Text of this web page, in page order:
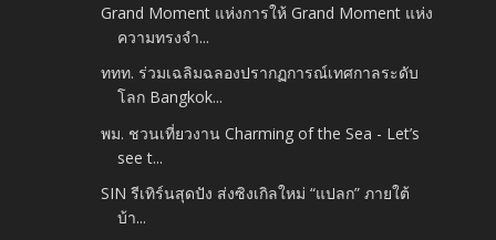
Grand Moment แห่งการให้ Grand Moment แห่ง
ความทรงจำ...
ททท. ร่วมเฉลิมฉลองปรากฏการณ์เทศกาลระดับ
โลก Bangkok...
พม. ชวนเที่ยวงาน Charming of the Sea - Let’s
see t...
SIN รีเทิร์นสุดปัง ส่งซิงเกิลใหม่ “แปลก” ภายใต้
บ้า...